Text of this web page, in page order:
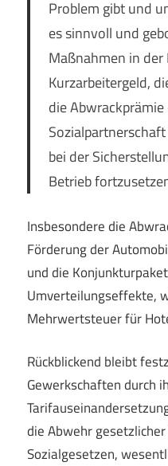
Problem gibt und
es sinnvoll und
Maßnahmen in der
Kurzarbeitergeld,
die
bei der
Betrieb
Insbesondere die
Förderung der
und die
Umverteilungseffekte,
Mehrwertsteuer für
Rückblickend bleibt
Gewerkschaften durch
die Abwehr
Sozialgesetzen,